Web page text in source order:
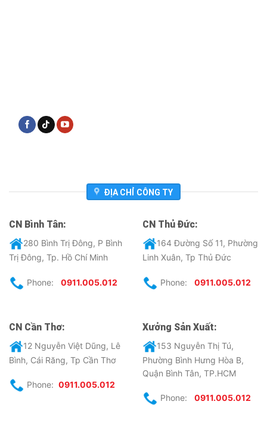
ĐỊA CHỈ CÔNG TY
CN Bình Tân:
280 Bình Trị Đông, P Bình
Trị Đông, Tp. Hồ Chí Minh
Phone: 0911.005.012
CN Thủ Đức:
164 Đường Số 11, Phường
Linh Xuân, Tp Thủ Đức
Phone: 0911.005.012
CN Cần Thơ:
12 Nguyễn Việt Dũng, Lê
Bình, Cái Răng, Tp Cần Thơ
Phone: 0911.005.012
Xưởng Sản Xuất:
153 Nguyễn Thị Tú,
Phường Bình Hưng Hòa B,
Quận Bình Tân, TP.HCM
Phone: 0911.005.012